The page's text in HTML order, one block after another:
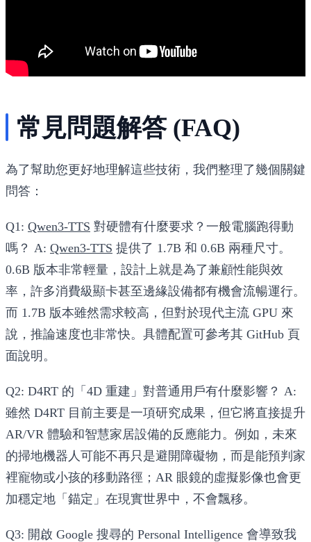
常見問題解答 (FAQ)
為了幫助您更好地理解這些技術，我們整理了幾個關鍵
問答：
Q1: Qwen3-TTS 對硬體有什麼要求？一般電腦跑得動
嗎？ A: Qwen3-TTS 提供了 1.7B 和 0.6B 兩種尺寸。
0.6B 版本非常輕量，設計上就是為了兼顧性能與效
率，許多消費級顯卡甚至邊緣設備都有機會流暢運行。
而 1.7B 版本雖然需求較高，但對於現代主流 GPU 來
說，推論速度也非常快。具體配置可參考其 GitHub 頁
面說明。
Q2: D4RT 的「4D 重建」對普通用戶有什麼影響？ A:
雖然 D4RT 目前主要是一項研究成果，但它將直接提升
AR/VR 體驗和智慧家居設備的反應能力。例如，未來
的掃地機器人可能不再只是避開障礙物，而是能預判家
裡寵物或小孩的移動路徑；AR 眼鏡的虛擬影像也會更
加穩定地「錨定」在現實世界中，不會飄移。
Q3: 開啟 Google 搜尋的 Personal Intelligence 會導致我